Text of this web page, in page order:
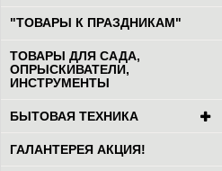
"ТОВАРЫ К ПРАЗДНИКАМ"
ТОВАРЫ ДЛЯ САДА,
ОПРЫСКИВАТЕЛИ,
ИНСТРУМЕНТЫ
БЫТОВАЯ ТЕХНИКА
ГАЛАНТЕРЕЯ АКЦИЯ!